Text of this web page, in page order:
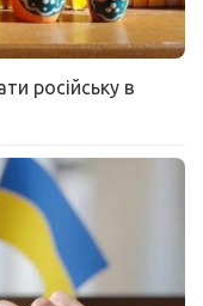
російську в